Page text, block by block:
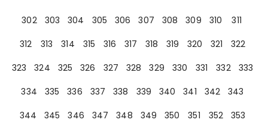
302
303 304 305 306 307 308 309 310
311
312
313 314 315 316 317 318 319 320 321
322
323
324 325 326 327 328 329 330 331 332
333
334
335 336 337 338 339 340 341 342
343
344
345 346 347 348 349 350 351 352
353